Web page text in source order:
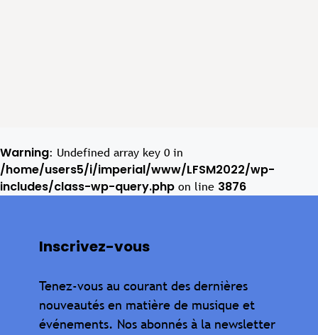
Warning: Undefined array key 0 in
/home/users5/i/imperial/www/LFSM2022/wp-
includes/class-wp-query.php on line 3876
Inscrivez-vous
Tenez-vous au courant des dernières
nouveautés en matière de musique et
événements. Nos abonnés à la newsletter